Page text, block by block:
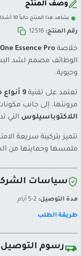
وصف المنتج
يشاهد هذا المنتج حالياً 10 أشخاص
رقم المنتج: 12516
خلاصة Essence Pro
الوظائف مصمم لشد
وحيوية.
تعتمد على تقنية 9 أنواع من الببتيدات
مرونتها، إلى جانب
اللاكتوباسيلوس التي
تتميز بتركيبة سريعة
ملمسها وحمايتها من
سياسات
مدة التوصيل:
طريقة الطلب
رسوم التوصيل